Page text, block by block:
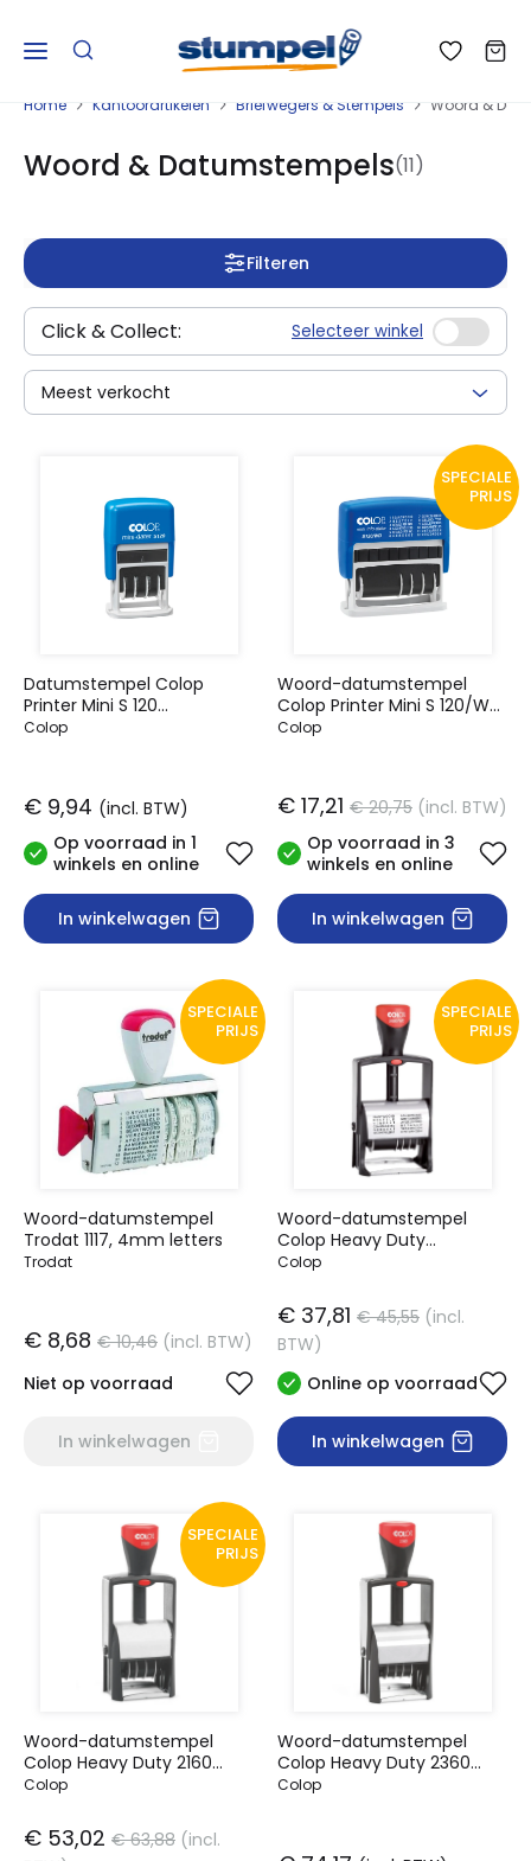
Home Kantoorartikelen Briefwegers & Stempels Woord &
Woord & Datumstempels(11)
Filteren
Click & Collect: Selecteer winkel
Meest verkocht
Datumstempel Colop
Printer Mini S 120
Nederlands
Colop
€ 9,94 (incl. BTW)
Op voorraad in 1
winkels en online
In winkelwagen
SPECIALE
PRIJS
Woord-datumstempel
Colop Printer Mini S 120/WD
12 teksten
Colop
€ 17,21 € 20,75 (incl. BTW)
Op voorraad in 3
winkels en online
In winkelwagen
SPECIALE
PRIJS
Woord-datumstempel
Trodat 1117, 4mm letters
Trodat
€ 8,68 € 10,46 (incl. BTW)
Niet op voorraad
In winkelwagen
SPECIALE
PRIJS
Woord-datumstempel
Colop Heavy Duty
2000/WD Classic Line 12
Colop
€ 37,81 € 45,55 (incl.
BTW)
Online op voorraad
In winkelwagen
SPECIALE
PRIJS
Woord-datumstempel
Colop Heavy Duty 2160
Classic Line
Colop
€ 53,02 € 63,88 (incl.
Woord-datumstempel
Colop Heavy Duty 2360
Classic Line
Colop